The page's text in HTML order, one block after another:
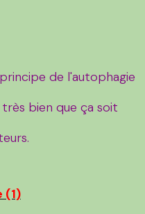
de l'autophagie
bien que ça soit
(1)